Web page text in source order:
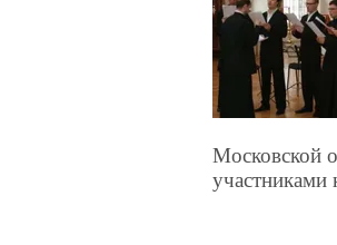
Московской
участниками